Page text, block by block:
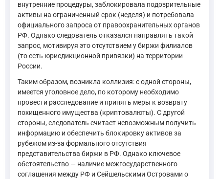
внутренние процедуры, заблокировала подозрительные
активы на ограниченный срок (неделя) и потребовала
официального запроса от правоохранительных органов
РФ. Однако следователь отказался направлять такой
запрос, мотивируя это отсутствием у биржи филиалов
(то есть юрисдикционной привязки) на территории
России.
Таким образом, возникла коллизия: с одной стороны,
имеется уголовное дело, по которому необходимо
провести расследование и принять меры к возврату
похищенного имущества (криптовалюты). С другой
стороны, следователь считает невозможным получить
информацию и обеспечить блокировку активов за
рубежом из-за формального отсутствия
представительства биржи в РФ. Однако ключевое
обстоятельство — наличие межгосударственного
соглашения между РФ и Сейшельскими Островами о